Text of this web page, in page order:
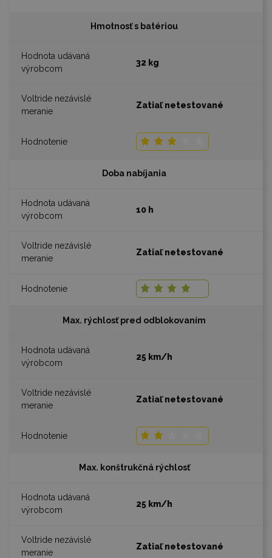
Hmotnosť s batériou
32 kg
Zatiaľ netestované
Doba nabíjania
10 h
Zatiaľ netestované
Max. rýchlosť pred odblokovaním
25 km/h
Zatiaľ netestované
Max. konštrukčná rýchlosť
25 km/h
Zatiaľ netestované